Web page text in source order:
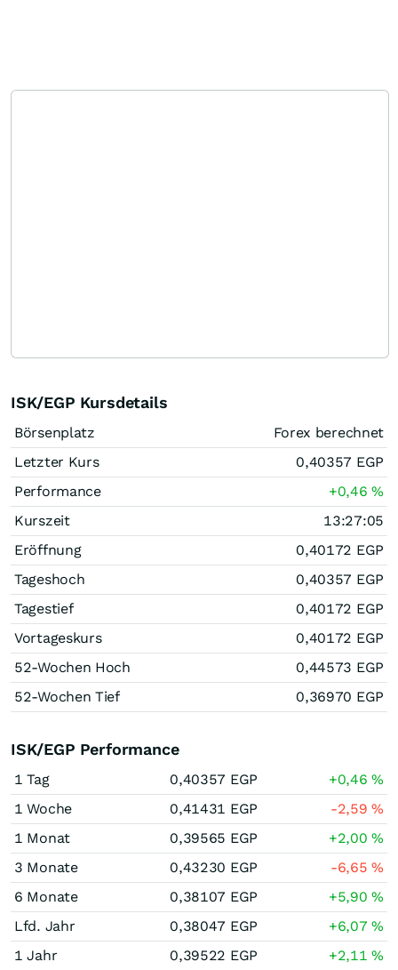
ISK/EGP Kursdetails
Börsenplatz
Forex berechnet
Letzter Kurs
0,40357 EGP
Performance
+0,46%
Kurszeit
13:27:05
Eröffnung
0,40172 EGP
Tageshoch
0,40357 EGP
Tagestief
0,40172 EGP
Vortageskurs
0,40172 EGP
52-Wochen Hoch
0,44573 EGP
52-Wochen Tief
0,36970 EGP
ISK/EGP Performance
1 Tag 0,40357 EGP +0,46%
1 Woche
0,41431 EGP -2,59%
1 Monat
0,39565 EGP +2,00%
3 Monate
0,43230 EGP -6,65%
6 Monate
0,38107 EGP +5,90%
Lfd. Jahr
0,38047 EGP +6,07%
1 Jahr
0,39522 EGP +2,11%